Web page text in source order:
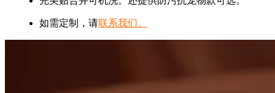
如需定制，请联系我们。